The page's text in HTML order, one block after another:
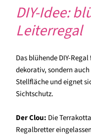
DIY-Idee:
Leiterregal
Das blühende DIY-
dekorativ, sondern
Stellfläche und eignet
Sichtschutz.
Der Clou: Die
Regalbretter